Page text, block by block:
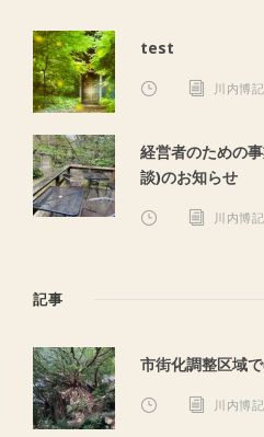
test
川内博記
経営者のための
談)のお知らせ
川内博記
記事
市街化調整区域
川内博記